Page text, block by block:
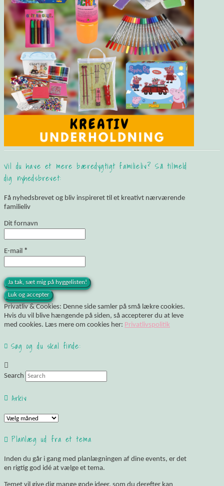
Vil du have et mere bæredygtigt familieliv? Så tilmeld
dig nyhedsbrevet:
Få nyhedsbrevet og bliv inspireret til et kreativt nærværende
familieliv
Dit fornavn
E-mail *
Privatliv & Cookies: Denne side samler på små lækre cookies.
Hvis du vil blive hængende på siden, så accepterer du at leve
med cookies. Læs mere om cookies her: Privatlivspolitik
Søg og du skal finde:
Search
Arkiv
Arkiv
Planlæg ud fra et tema
Inden du går i gang med planlægningen af dine events, er det
en rigtig god idé at vælge et tema.